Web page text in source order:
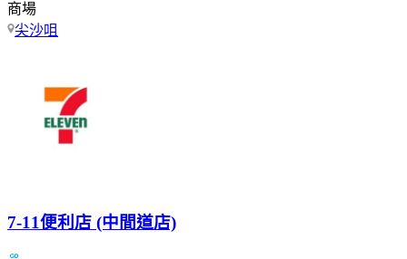
商場
尖沙咀
7-11便利店 (中間道店)